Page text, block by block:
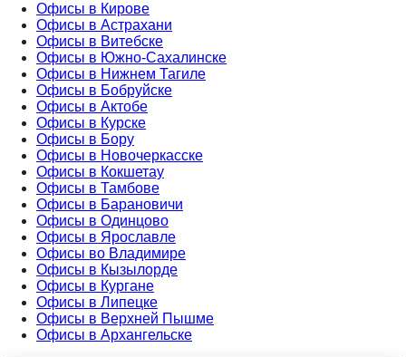
Офисы в Кирове
Офисы в Астрахани
Офисы в Витебске
Офисы в Южно-Сахалинске
Офисы в Нижнем Тагиле
Офисы в Бобруйске
Офисы в Актобе
Офисы в Курске
Офисы в Бору
Офисы в Новочеркасске
Офисы в Кокшетау
Офисы в Тамбове
Офисы в Барановичи
Офисы в Одинцово
Офисы в Ярославле
Офисы во Владимире
Офисы в Кызылорде
Офисы в Кургане
Офисы в Липецке
Офисы в Верхней Пышме
Офисы в Архангельске